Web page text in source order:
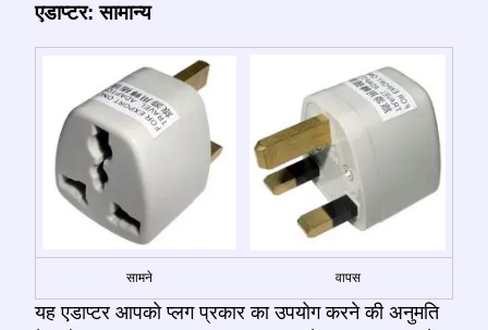
एडाप्टर: सामान्य
सामने वापस
यह एडाप्टर आपको प्लग प्रकार का उपयोग करने की अनुमति